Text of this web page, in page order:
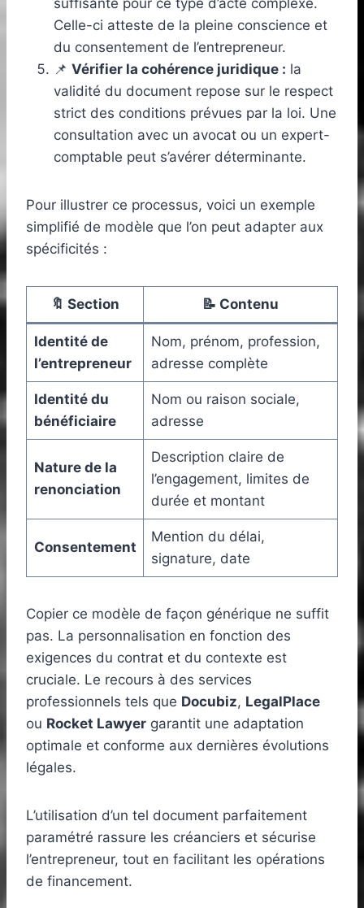
Celle-ci atteste de la pleine conscience et
du consentement de l’entrepreneur.
📌 Vérifier la cohérence juridique : la
validité du document repose sur le respect
strict des conditions prévues par la loi. Une
consultation avec un avocat ou un expert-
comptable peut s’avérer déterminante.
Pour illustrer ce processus, voici un exemple
simplifié de modèle que l’on peut adapter aux
spécificités :
🔖 Section 📝 Contenu
Identité de
l’entrepreneur
Nom, prénom, profession,
adresse complète
Identité du
bénéficiaire
Nom ou raison sociale,
adresse
Nature de la
renonciation
Description claire de
l’engagement, limites de
durée et montant
Consentement
Mention du délai,
signature, date
Copier ce modèle de façon générique ne suffit
pas. La personnalisation en fonction des
exigences du contrat et du contexte est
cruciale. Le recours à des services
professionnels tels que Docubiz, LegalPlace
ou Rocket Lawyer garantit une adaptation
optimale et conforme aux dernières évolutions
légales.
L’utilisation d’un tel document parfaitement
paramétré rassure les créanciers et sécurise
l’entrepreneur, tout en facilitant les opérations
de financement.